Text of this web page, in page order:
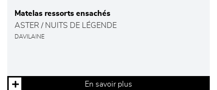
Matelas ressorts ensachés
ASTER / NUITS DE LÉGENDE
DAVILAINE
En savoir plus